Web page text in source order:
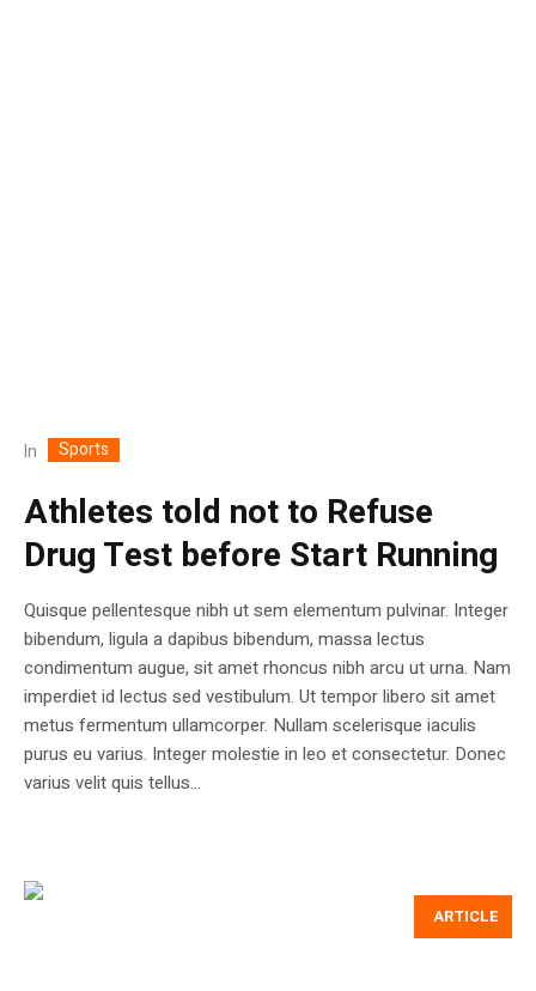
In Sports
Athletes told not to Refuse
Drug Test before Start Running
Quisque pellentesque nibh ut sem elementum pulvinar. Integer
bibendum, ligula a dapibus bibendum, massa lectus
condimentum augue, sit amet rhoncus nibh arcu ut urna. Nam
imperdiet id lectus sed vestibulum. Ut tempor libero sit amet
metus fermentum ullamcorper. Nullam scelerisque iaculis
purus eu varius. Integer molestie in leo et consectetur. Donec
varius velit quis tellus...
ARTICLE